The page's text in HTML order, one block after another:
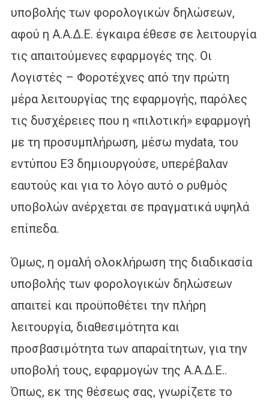
υποβολής των φορολογικών δηλώσεων,
αφού η Α.Α.Δ.Ε. έγκαιρα έθεσε σε λειτουργία
τις απαιτούμενες εφαρμογές της. Οι
Λογιστές – Φοροτέχνες από την πρώτη
μέρα λειτουργίας της εφαρμογής, παρόλες
τις δυσχέρειες που η «πιλοτική» εφαρμογή
με τη προσυμπλήρωση, μέσω mydata, του
εντύπου Ε3 δημιουργούσε, υπερέβαλαν
εαυτούς και για το λόγο αυτό ο ρυθμός
υποβολών ανέρχεται σε πραγματικά υψηλά
επίπεδα.
Όμως, η ομαλή ολοκλήρωση της διαδικασία
υποβολής των φορολογικών δηλώσεων
απαιτεί και προϋποθέτει την πλήρη
λειτουργία, διαθεσιμότητα και
προσβασιμότητα των απαραίτητων, για την
υποβολή τους, εφαρμογών της Α.Α.Δ.Ε..
Όπως, εκ της θέσεως σας, γνωρίζετε το